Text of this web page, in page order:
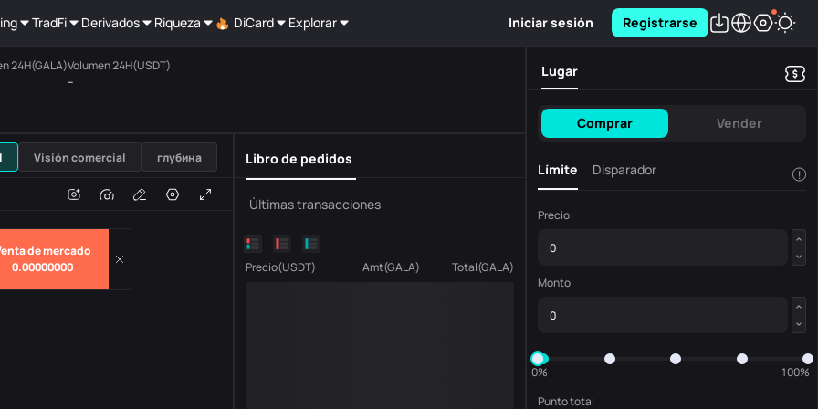
TradFi Derivados Riqueza DiCard Explorar Iniciar sesión Registrarse
de mercado
0.00000000
24H(GALA)Volumen 24H(USDT)
--
USDT
Volumen
Visión comercial глубина Libro de pedidos
Últimas transacciones
Precio(USDT) Amt(GALA) Total(GALA)
Lugar
Comprar Vender
Límite Disparador !
Precio
Monto
0%
100%
Punto total